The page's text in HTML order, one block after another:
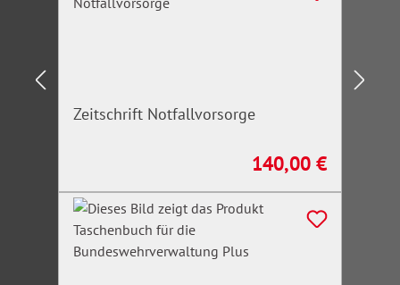
Zeitschrift Notfallvorsorge
Regulärer Preis:
140,00 €